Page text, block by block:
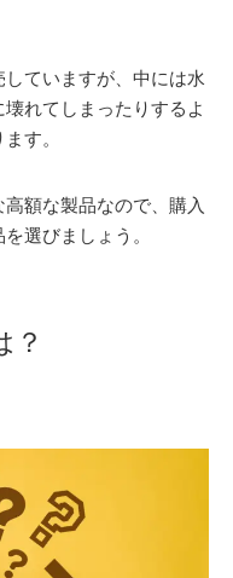
ていますが、中には水
れてしまったりするよ
す。
額な製品なので、購入
選びましょう。
？